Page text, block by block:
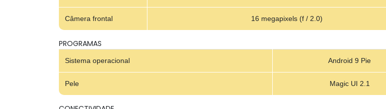
Câmera frontal 16 megapixels (f / 2.0)
PROGRAMAS
Sistema operacional Android 9 Pie
Pele Magic UI 2.1